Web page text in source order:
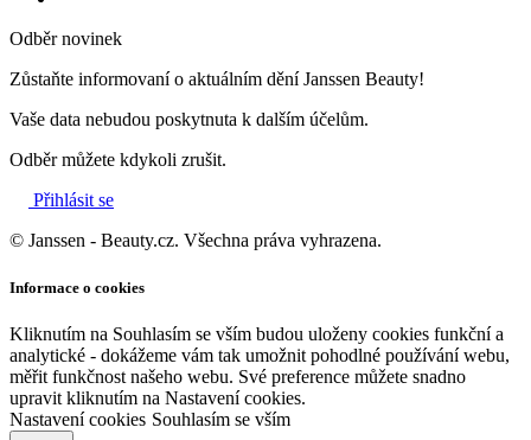
Odběr novinek
Zůstaňte informovaní o aktuálním dění Janssen Beauty!
Vaše data nebudou poskytnuta k dalším účelům.
Odběr můžete kdykoli zrušit.
Přihlásit se
© Janssen - Beauty.cz. Všechna práva vyhrazena.
Informace o cookies
Kliknutím na Souhlasím se vším budou uloženy cookies funkční a
analytické - dokážeme vám tak umožnit pohodlné používání webu,
měřit funkčnost našeho webu. Své preference můžete snadno
upravit kliknutím na Nastavení cookies.
Nastavení cookies Souhlasím se vším